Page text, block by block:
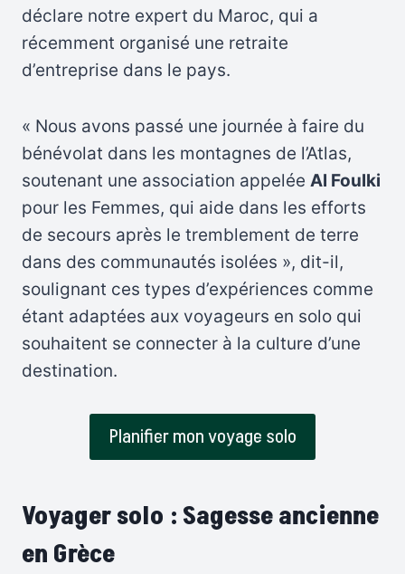
déclare notre expert du Maroc, qui a
récemment organisé une retraite
d’entreprise dans le pays.
« Nous avons passé une journée à faire du
bénévolat dans les montagnes de l’Atlas,
soutenant une association appelée Al Foulki
pour les Femmes, qui aide dans les efforts
de secours après le tremblement de terre
dans des communautés isolées », dit-il,
soulignant ces types d’expériences comme
étant adaptées aux voyageurs en solo qui
souhaitent se connecter à la culture d’une
destination.
Planifier mon voyage solo
Voyager solo : Sagesse ancienne
en Grèce